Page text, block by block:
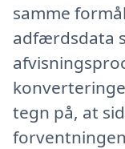
samme
adfærdsdata
tegn på, at